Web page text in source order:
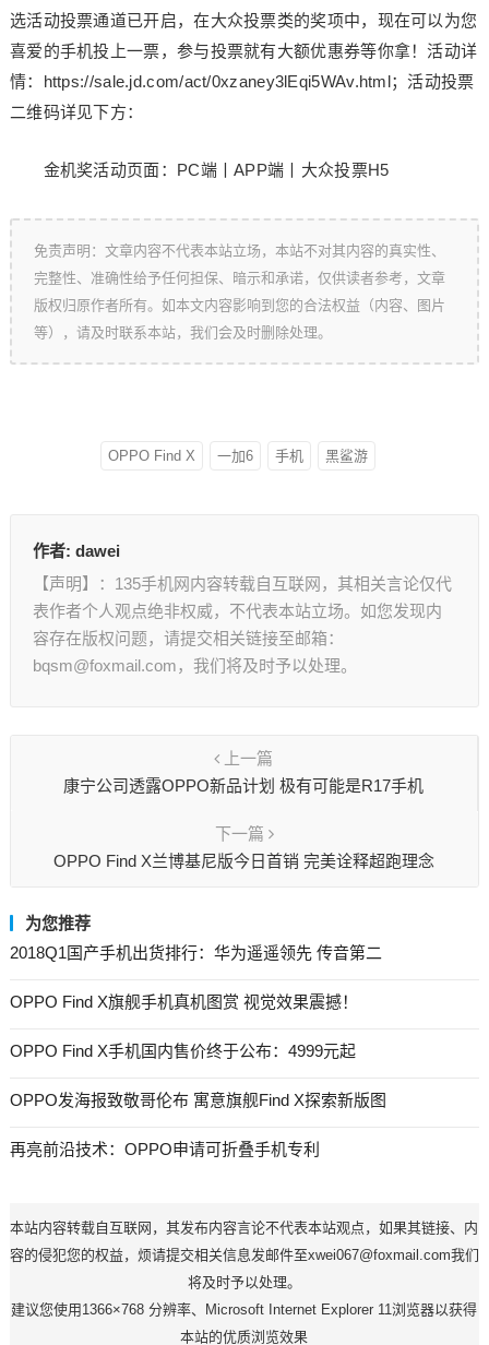
选活动投票通道已开启，在大众投票类的奖项中，现在可以为您
喜爱的手机投上一票，参与投票就有大额优惠券等你拿！活动详
情：https://sale.jd.com/act/0xzaney3lEqi5WAv.html；活动投票
二维码详见下方：
金机奖活动页面：PC端丨APP端丨大众投票H5
免责声明：文章内容不代表本站立场，本站不对其内容的真实性、
完整性、准确性给予任何担保、暗示和承诺，仅供读者参考，文章
版权归原作者所有。如本文内容影响到您的合法权益（内容、图片
等），请及时联系本站，我们会及时删除处理。
OPPO Find X 一加6 手机 黑鲨游
作者: dawei
【声明】：135手机网内容转载自互联网，其相关言论仅代
表作者个人观点绝非权威，不代表本站立场。如您发现内
容存在版权问题，请提交相关链接至邮箱：
bqsm@foxmail.com，我们将及时予以处理。
上一篇
康宁公司透露OPPO新品计划 极有可能是R17手机
下一篇
OPPO Find X兰博基尼版今日首销 完美诠释超跑理念
为您推荐
2018Q1国产手机出货排行：华为遥遥领先 传音第二
OPPO Find X旗舰手机真机图赏 视觉效果震撼！
OPPO Find X手机国内售价终于公布：4999元起
OPPO发海报致敬哥伦布 寓意旗舰Find X探索新版图
再亮前沿技术：OPPO申请可折叠手机专利
本站内容转载自互联网，其发布内容言论不代表本站观点，如果其链接、内
容的侵犯您的权益，烦请提交相关信息发邮件至xwei067@foxmail.com我们
将及时予以处理。
建议您使用1366×768 分辨率、Microsoft Internet Explorer 11浏览器以获得
本站的优质浏览效果